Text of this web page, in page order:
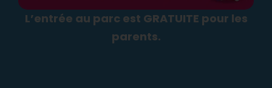
L’entrée au parc est GRATUITE pour les
parents.